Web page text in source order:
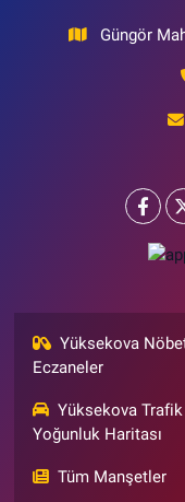
Güngör
Yüksekova
Eczaneler
Yüksekova Trafik
Yoğunluk Haritası
Tüm Manşetler